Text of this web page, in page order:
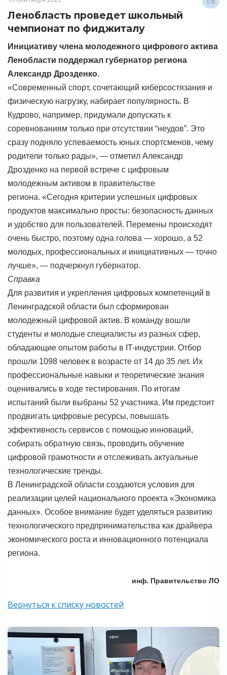
678
Ленобласть проведет школьный
чемпионат по фиджиталу
Инициативу члена молодежного цифрового актива
Ленобласти поддержал губернатор региона
Александр Дрозденко.
«Современный спорт, сочетающий киберсостязания и
физическую нагрузку, набирает популярность. В
Кудрово, например, придумали допускать к
соревнованиям только при отсутствии “неудов”. Это
сразу подняло успеваемость юных спортсменов, чему
родители только рады», — отметил Александр
Дрозденко на первой встрече с цифровым
молодежным активом в правительстве
региона. «Сегодня критерии успешных цифровых
продуктов максимально просты: безопасность данных
и удобство для пользователей. Перемены происходят
очень быстро, поэтому одна голова — хорошо, а 52
молодых, профессиональных и инициативных — точно
лучше», — подчеркнул губернатор.
Справка
Для развития и укрепления цифровых компетенций в
Ленинградской области был сформирован
молодежный цифровой актив. В команду вошли
студенты и молодые специалисты из разных сфер,
обладающие опытом работы в IT-индустрии. Отбор
прошли 1098 человек в возрасте от 14 до 35 лет. Их
профессиональные навыки и теоретические знания
оценивались в ходе тестирования. По итогам
испытаний были выбраны 52 участника. Им предстоит
продвигать цифровые ресурсы, повышать
эффективность сервисов с помощью инноваций,
собирать обратную связь, проводить обучение
цифровой грамотности и отслеживать актуальные
технологические тренды.
В Ленинградской области создаются условия для
реализации целей национального проекта «Экономика
данных». Особое внимание будет уделяться развитию
технологического предпринимательства как драйвера
экономического роста и инновационного потенциала
региона.
инф. Правительство ЛО
Вернуться к списку новостей